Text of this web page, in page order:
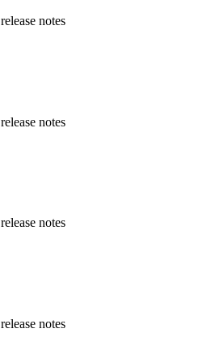
notes
notes
notes
notes